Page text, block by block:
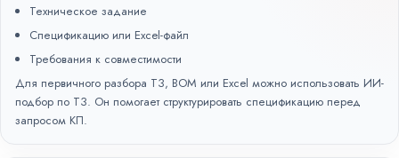
Техническое задание
Спецификацию или Excel-файл
Требования к совместимости
Для первичного разбора ТЗ, BOM или Excel можно использовать ИИ-
подбор по ТЗ. Он помогает структурировать спецификацию перед
запросом КП.